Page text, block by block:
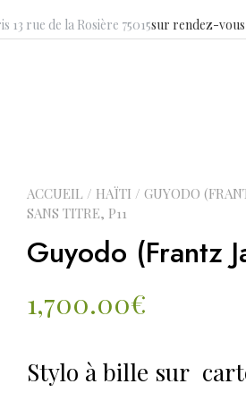
13 rue de la Rosière 75015sur rendez-vous
ACCUEIL / HAÏTI / GUYODO
SANS TITRE, P11
Guyodo (Frantz
1,700.00€
Stylo à bille sur